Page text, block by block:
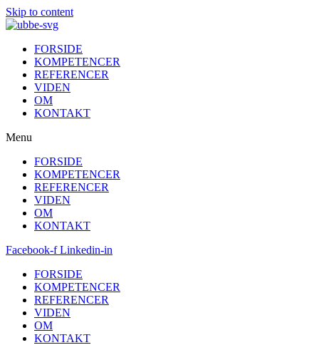
Skip to content
FORSIDE
KOMPETENCER
REFERENCER
VIDEN
OM
KONTAKT
Menu
FORSIDE
KOMPETENCER
REFERENCER
VIDEN
OM
KONTAKT
Facebook-f Linkedin-in
FORSIDE
KOMPETENCER
REFERENCER
VIDEN
OM
KONTAKT